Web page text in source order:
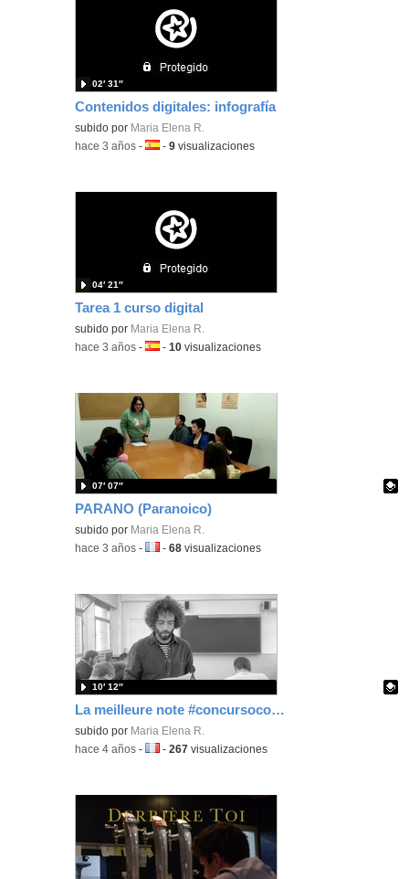
Contenidos digitales: infografía
subido por Maria Elena R.
02′ 31″
-hace 3 años -Idioma:
-9 visualizaciones
Tarea 1 curso digital
subido por Maria Elena R.
04′ 21″
-hace 3 años -Idioma:
-10 visualizaciones
PARANO (Paranoico)
Contenido educativo.
subido por Maria Elena R.
07′ 07″
-hace 3 años -Idioma:
-68 visualizaciones
La meilleure note #concursocortos6
Contenido educativo.
subido por Maria Elena R.
10′ 12″
-hace 4 años -Idioma:
-267 visualizaciones